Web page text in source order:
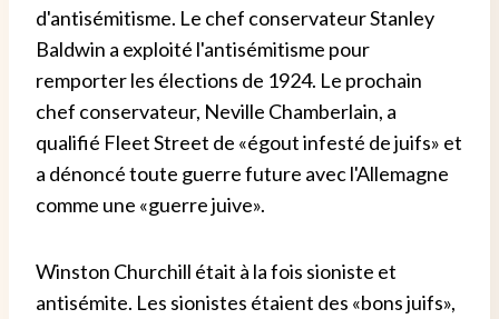
d'antisémitisme. Le chef conservateur Stanley
Baldwin a exploité l'antisémitisme pour
remporter les élections de 1924. Le prochain
chef conservateur, Neville Chamberlain, a
qualifié Fleet Street de «égout infesté de juifs» et
a dénoncé toute guerre future avec l'Allemagne
comme une «guerre juive».
Winston Churchill était à la fois sioniste et
antisémite. Les sionistes étaient des «bons juifs»,